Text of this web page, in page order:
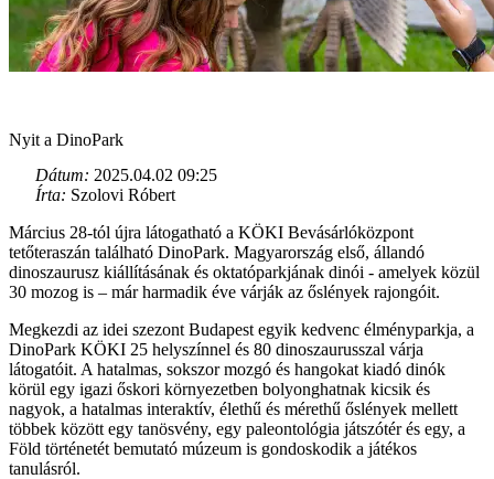
Nyit a DinoPark
Dátum: 2025.04.02 09:25
Írta: Szolovi Róbert
Március 28-tól újra látogatható a KÖKI Bevásárlóközpont
tetőteraszán található DinoPark. Magyarország első, állandó
dinoszaurusz kiállításának és oktatóparkjának dinói - amelyek közül
30 mozog is – már harmadik éve várják az őslények rajongóit.
Megkezdi az idei szezont Budapest egyik kedvenc élményparkja, a
DinoPark KÖKI 25 helyszínnel és 80 dinoszaurusszal várja
látogatóit. A hatalmas, sokszor mozgó és hangokat kiadó dinók
körül egy igazi őskori környezetben bolyonghatnak kicsik és
nagyok, a hatalmas interaktív, élethű és mérethű őslények mellett
többek között egy tanösvény, egy paleontológia játszótér és egy, a
Föld történetét bemutató múzeum is gondoskodik a játékos
tanulásról.